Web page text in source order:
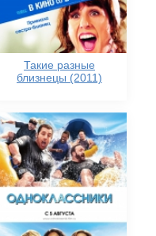
Такие разные
близнецы (2011)